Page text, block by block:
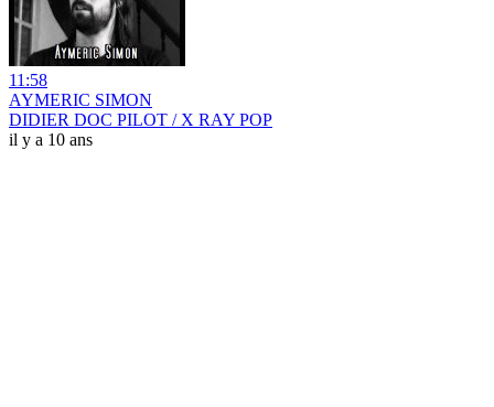
11:58
AYMERIC SIMON
DIDIER DOC PILOT / X RAY POP
il y a 10 ans